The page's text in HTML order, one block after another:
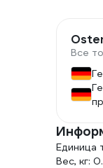
Все
Единица
Вес, кг: